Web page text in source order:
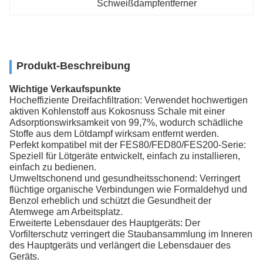
Schweißdampfentferner
Produkt-Beschreibung
Wichtige Verkaufspunkte
Hocheffiziente Dreifachfiltration: Verwendet hochwertigen
aktiven Kohlenstoff aus Kokosnuss Schale mit einer
Adsorptionswirksamkeit von 99,7%, wodurch schädliche
Stoffe aus dem Lötdampf wirksam entfernt werden.
Perfekt kompatibel mit der FES80/FED80/FES200-Serie:
Speziell für Lötgeräte entwickelt, einfach zu installieren,
einfach zu bedienen.
Umweltschonend und gesundheitsschonend: Verringert
flüchtige organische Verbindungen wie Formaldehyd und
Benzol erheblich und schützt die Gesundheit der
Atemwege am Arbeitsplatz.
Erweiterte Lebensdauer des Hauptgeräts: Der
Vorfilterschutz verringert die Staubansammlung im Inneren
des Hauptgeräts und verlängert die Lebensdauer des
Geräts.